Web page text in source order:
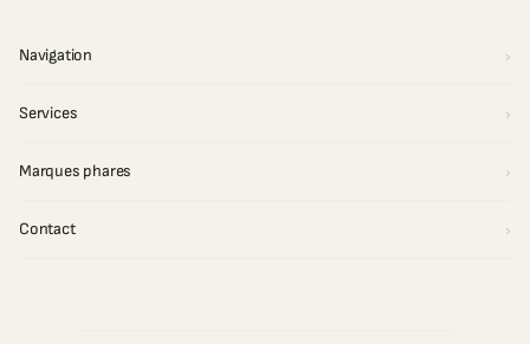
Navigation
Services
Marques phares
Contact